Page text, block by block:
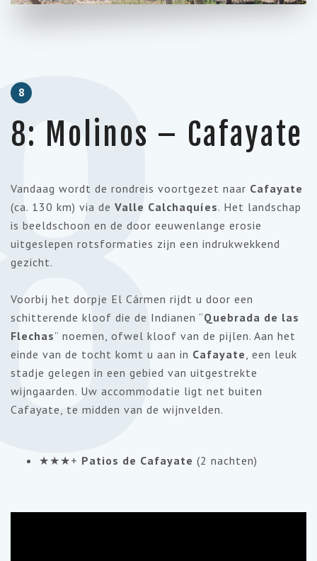
8
8: Molinos – Cafayate
Vandaag wordt de rondreis voortgezet naar Cafayate
(ca. 130 km) via de Valle Calchaquíes. Het landschap
is beeldschoon en de door eeuwenlange erosie
uitgeslepen rotsformaties zijn een indrukwekkend
gezicht.
Voorbij het dorpje El Cármen rijdt u door een
schitterende kloof die de Indianen “Quebrada de las
Flechas” noemen, ofwel kloof van de pijlen. Aan het
einde van de tocht komt u aan in Cafayate, een leuk
stadje gelegen in een gebied van uitgestrekte
wijngaarden. Uw accommodatie ligt net buiten
Cafayate, te midden van de wijnvelden.
★★★+ Patios de Cafayate (2 nachten)